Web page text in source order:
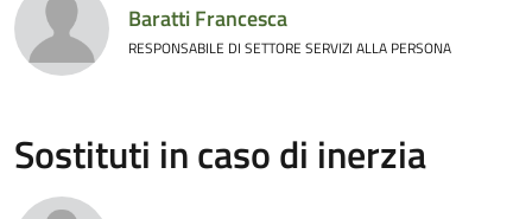
Baratti Francesca
RESPONSABILE DI SETTORE SERVIZI ALLA PERSONA
Sostituti in caso di inerzia